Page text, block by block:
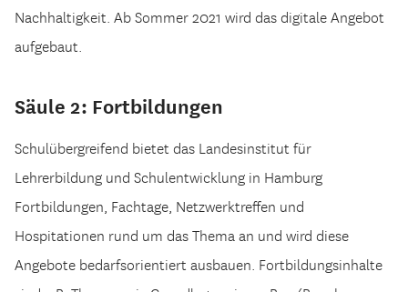
Nachhaltigkeit. Ab Sommer 2021 wird das digitale Angebot
aufgebaut.
Säule 2: Fortbildungen
Schulübergreifend bietet das Landesinstitut für
Lehrerbildung und Schulentwicklung in Hamburg
Fortbildungen, Fachtage, Netzwerktreffen und
Hospitationen rund um das Thema an und wird diese
Angebote bedarfsorientiert ausbauen. Fortbildungsinhalte